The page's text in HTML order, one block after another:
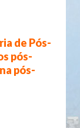
de Pós-
pós-
pós-